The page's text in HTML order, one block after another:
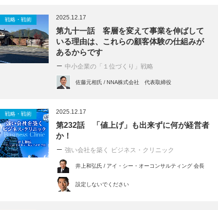
戦略・戦術 2025.12.17
第九十一話 客層を変えて事業を伸ばして
いる理由は、これらの顧客体験の仕組みが
あるからです
中小企業の「１位づくり」戦略
佐藤元相氏 / NNA株式会社 代表取締役
戦略・戦術 2025.12.17
第232話 「値上げ」も出来ずに何が経営者
か！
強い会社を築く ビジネス・クリニック
井上和弘氏 / アイ・シー・オーコンサルティング 会長
設定しないでください